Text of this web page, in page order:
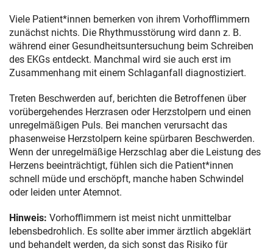
Viele Patient*innen bemerken von ihrem Vorhofflimmern
zunächst nichts. Die Rhythmusstörung wird dann z. B.
während einer Gesundheitsuntersuchung beim Schreiben
des EKGs entdeckt. Manchmal wird sie auch erst im
Zusammenhang mit einem Schlaganfall diagnostiziert.
Treten Beschwerden auf, berichten die Betroffenen über
vorübergehendes Herzrasen oder Herzstolpern und einen
unregelmäßigen Puls. Bei manchen verursacht das
phasenweise Herzstolpern keine spürbaren Beschwerden.
Wenn der unregelmäßige Herzschlag aber die Leistung des
Herzens beeinträchtigt, fühlen sich die Patient*innen
schnell müde und erschöpft, manche haben Schwindel
oder leiden unter Atemnot.
Hinweis: Vorhofflimmern ist meist nicht unmittelbar
lebensbedrohlich. Es sollte aber immer ärztlich abgeklärt
und behandelt werden, da sich sonst das Risiko für